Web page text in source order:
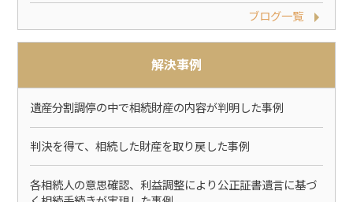
ブログ一覧
解決事例
遺産分割調停の中で相続財産の内容が判明した事例
判決を得て、相続した財産を取り戻した事例
各相続人の意思確認、利益調整により公正証書遺言に基づ